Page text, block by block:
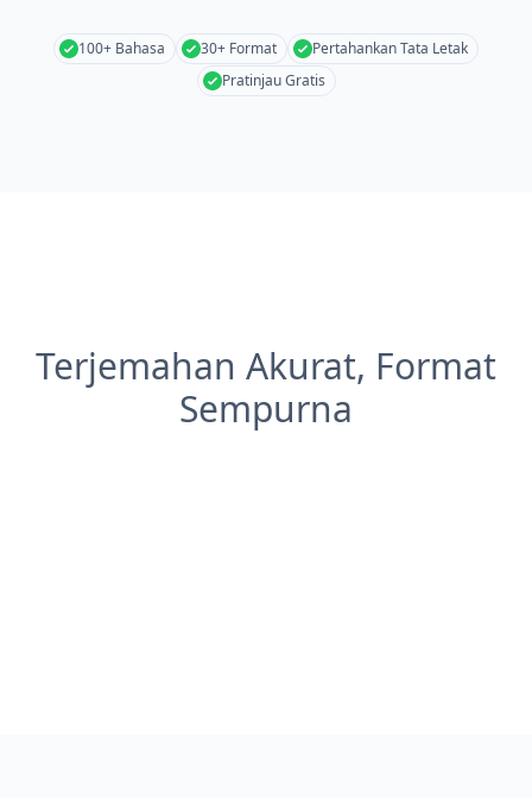
100+ Bahasa 30+ Format
Pertahankan Tata Letak
Pratinjau Gratis
Terjemahan Akurat, Format
Sempurna